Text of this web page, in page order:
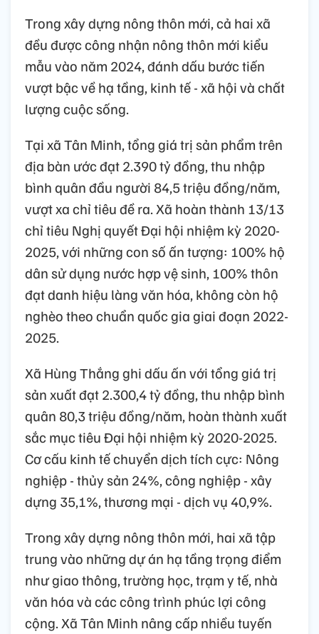
Trong xây dựng nông thôn mới, cả hai xã
đều được công nhận nông thôn mới kiểu
mẫu vào năm 2024, đánh dấu bước tiến
vượt bậc về hạ tầng, kinh tế - xã hội và chất
lượng cuộc sống.
Tại xã Tân Minh, tổng giá trị sản phẩm trên
địa bàn ước đạt 2.390 tỷ đồng, thu nhập
bình quân đầu người 84,5 triệu đồng/năm,
vượt xa chỉ tiêu đề ra. Xã hoàn thành 13/13
chỉ tiêu Nghị quyết Đại hội nhiệm kỳ 2020-
2025, với những con số ấn tượng: 100% hộ
dân sử dụng nước hợp vệ sinh, 100% thôn
đạt danh hiệu làng văn hóa, không còn hộ
nghèo theo chuẩn quốc gia giai đoạn 2022-
2025.
Xã Hùng Thắng ghi dấu ấn với tổng giá trị
sản xuất đạt 2.300,4 tỷ đồng, thu nhập bình
quân 80,3 triệu đồng/năm, hoàn thành xuất
sắc mục tiêu Đại hội nhiệm kỳ 2020-2025.
Cơ cấu kinh tế chuyển dịch tích cực: Nông
nghiệp - thủy sản 24%, công nghiệp - xây
dựng 35,1%, thương mại - dịch vụ 40,9%.
Trong xây dựng nông thôn mới, hai xã tập
trung vào những dự án hạ tầng trọng điểm
như giao thông, trường học, trạm y tế, nhà
văn hóa và các công trình phúc lợi công
cộng. Xã Tân Minh nâng cấp nhiều tuyến